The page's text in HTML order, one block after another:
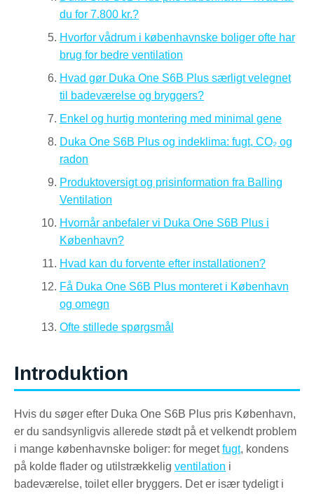
du for 7.800 kr.?
Hvorfor vådrum i københavnske boliger ofte har
brug for bedre ventilation
Hvad gør Duka One S6B Plus særligt velegnet
til badeværelse og bryggers?
Enkel og hurtig montering med minimal gene
Duka One S6B Plus og indeklima: fugt, CO₂ og
radon
Produktoversigt og prisinformation fra Balling
Ventilation
Hvornår anbefaler vi Duka One S6B Plus i
København?
Hvad kan du forvente efter installationen?
Få Duka One S6B Plus monteret i København
og omegn
Ofte stillede spørgsmål
Introduktion
Hvis du søger efter Duka One S6B Plus pris København,
er du sandsynligvis allerede stødt på et velkendt problem
i mange københavnske boliger: for megetfugt, kondens
på kolde flader og utilstrækkelig ventilation i
badeværelse, toilet eller bryggers. Det er især tydeligt i